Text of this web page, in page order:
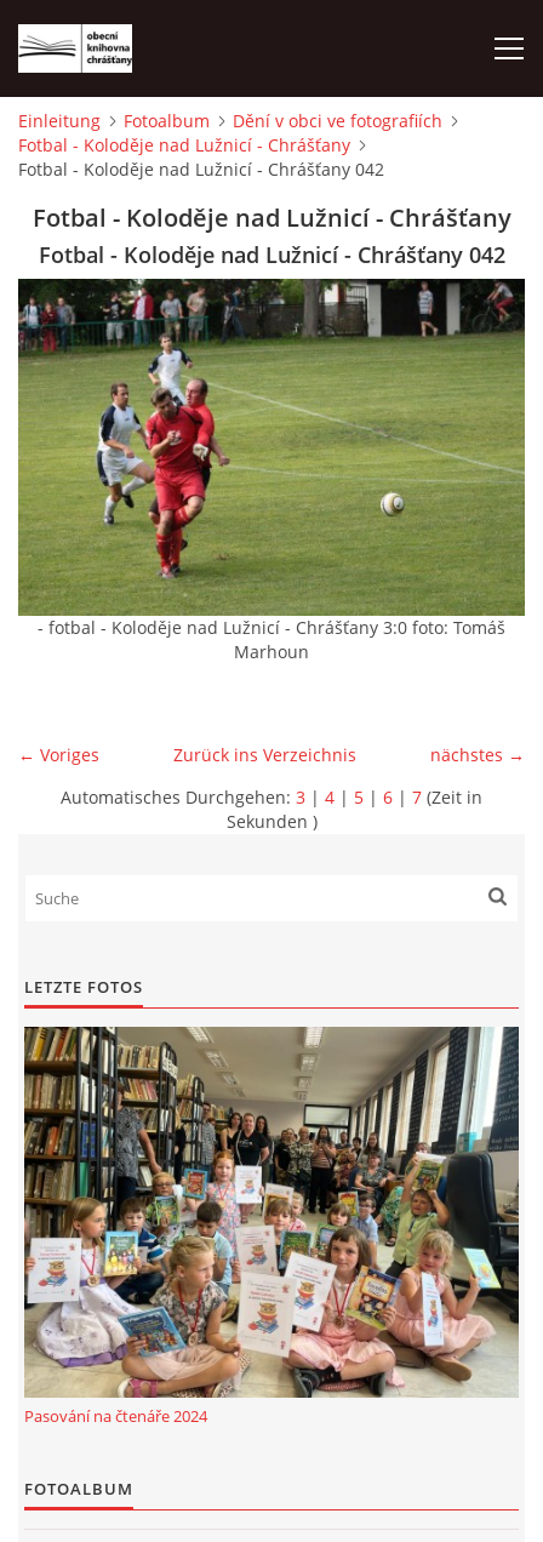
EINLEITUNG
FOTOALBUM
© 2026 eStránky.cz |WebSlice |Drucken|Aktualisiert: 1. 8. 2026|
Nach oben ↑
Einleitung Fotoalbum
Dění v obci ve fotografiích
Fotbal - Koloděje nad Lužnicí - Chrášťany
Fotbal - Koloděje nad Lužnicí - Chrášťany 042
Fotbal - Koloděje nad Lužnicí - Chrášťany
Fotbal - Koloděje nad Lužnicí - Chrášťany 042
- fotbal - Koloděje nad Lužnicí - Chrášťany 3:0 foto: Tomáš
Marhoun
← Voriges nächstes →
Zurück ins Verzeichnis
Automatisches Durchgehen: 3 | 4 | 5 | 6 | 7 (Zeit in
Sekunden )
LETZTE FOTOS
Pasování na čtenáře 2024
FOTOALBUM